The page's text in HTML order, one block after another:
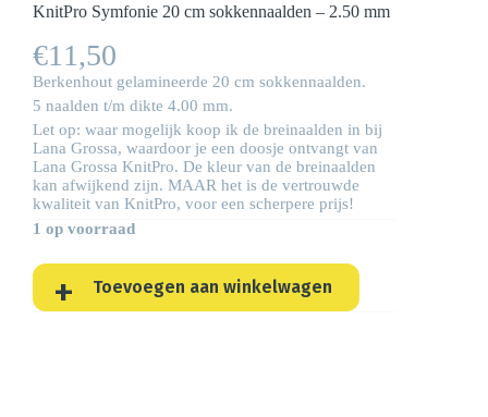
KnitPro Symfonie 20 cm sokkennaalden – 2.50 mm
€11,50
Berkenhout gelamineerde 20 cm sokkennaalden.
5 naalden t/m dikte 4.00 mm.
Let op: waar mogelijk koop ik de breinaalden in bij
Lana Grossa, waardoor je een doosje ontvangt van
Lana Grossa KnitPro. De kleur van de breinaalden
kan afwijkend zijn. MAAR het is de vertrouwde
kwaliteit van KnitPro, voor een scherpere prijs!
1 op voorraad
Toevoegen aan winkelwagen